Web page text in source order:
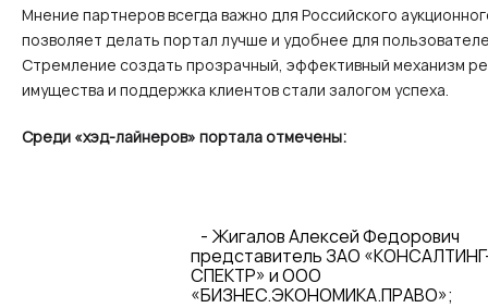
Мнение партнеров всегда важно для Российского
позволяет делать портал лучше и удобнее для
Стремление создать прозрачный, эффективный механизм
имущества и поддержка клиентов стали залогом успеха.
Среди «хэд-лайнеров» портала отмечены:
- Жигалов Алексей Федорович
представитель ЗАО
СПЕКТР» и ООО
«БИЗНЕС.ЭКОНОМИКА.ПРАВО»;